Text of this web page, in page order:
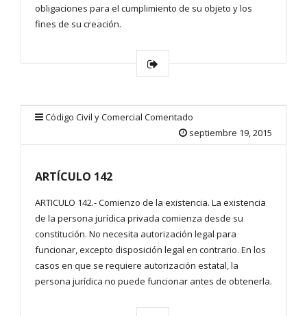
obligaciones para el cumplimiento de su objeto y los
fines de su creación.
Código Civil y Comercial Comentado
septiembre 19, 2015
ARTÍCULO 142
ARTICULO 142.- Comienzo de la existencia. La existencia
de la persona jurídica privada comienza desde su
constitución. No necesita autorización legal para
funcionar, excepto disposición legal en contrario. En los
casos en que se requiere autorización estatal, la
persona jurídica no puede funcionar antes de obtenerla.